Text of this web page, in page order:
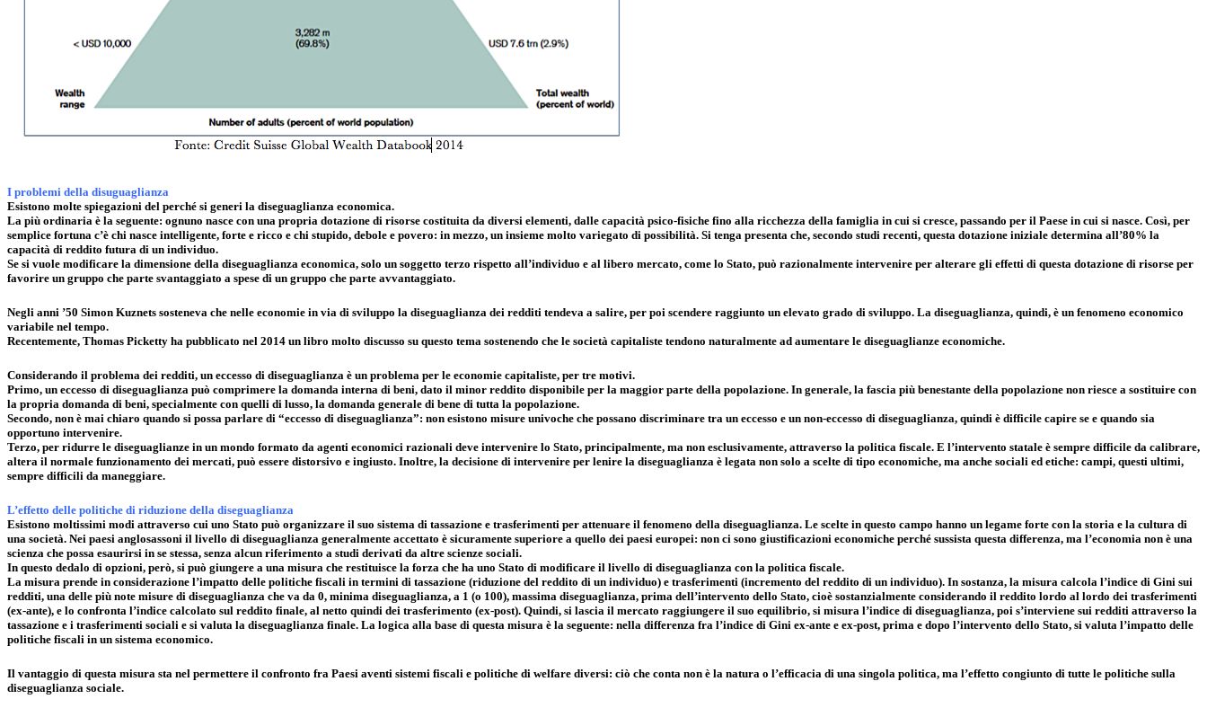
I problemi della disuguaglianza
Esistono molte spiegazioni del perché si generi la diseguaglianza economica.
La più ordinaria è la seguente: ognuno nasce con una propria dotazione di risorse costituita da diversi elementi, dalle capacità psico-fisiche fino alla ricchezza della famiglia in cui si cresce, passando per il Paese in cui si nasce. Così, per
semplice fortuna c’è chi nasce intelligente, forte e ricco e chi stupido, debole e povero: in mezzo, un insieme molto variegato di possibilità. Si tenga presenta che, secondo studi recenti, questa dotazione iniziale determina all’80% la
capacità di reddito futura di un individuo.
Se si vuole modificare la dimensione della diseguaglianza economica, solo un soggetto terzo rispetto all’individuo e al libero mercato, come lo Stato, può razionalmente intervenire per alterare gli effetti di questa dotazione di risorse per
favorire un gruppo che parte svantaggiato a spese di un gruppo che parte avvantaggiato.
Negli anni ’50 Simon Kuznets sosteneva che nelle economie in via di sviluppo la diseguaglianza dei redditi tendeva a salire, per poi scendere raggiunto un elevato grado di sviluppo. La diseguaglianza, quindi, è un fenomeno economico
variabile nel tempo.
Recentemente, Thomas Picketty ha pubblicato nel 2014 un libro molto discusso su questo tema sostenendo che le società capitaliste tendono naturalmente ad aumentare le diseguaglianze economiche.
Considerando il problema dei redditi, un eccesso di diseguaglianza è un problema per le economie capitaliste, per tre motivi.
Primo, un eccesso di diseguaglianza può comprimere la domanda interna di beni, dato il minor reddito disponibile per la maggior parte della popolazione. In generale, la fascia più benestante della popolazione non riesce a sostituire con
la propria domanda di beni, specialmente con quelli di lusso, la domanda generale di bene di tutta la popolazione.
Secondo, non è mai chiaro quando si possa parlare di “eccesso di diseguaglianza”: non esistono misure univoche che possano discriminare tra un eccesso e un non-eccesso di diseguaglianza, quindi è difficile capire se e quando sia
opportuno intervenire.
Terzo, per ridurre le diseguaglianze in un mondo formato da agenti economici razionali deve intervenire lo Stato, principalmente, ma non esclusivamente, attraverso la politica fiscale. E l’intervento statale è sempre difficile da calibrare,
altera il normale funzionamento dei mercati, può essere distorsivo e ingiusto. Inoltre, la decisione di intervenire per lenire la diseguaglianza è legata non solo a scelte di tipo economiche, ma anche sociali ed etiche: campi, questi ultimi,
sempre difficili da maneggiare.
L’effetto delle politiche di riduzione della diseguaglianza
Esistono moltissimi modi attraverso cui uno Stato può organizzare il suo sistema di tassazione e trasferimenti per attenuare il fenomeno della diseguaglianza. Le scelte in questo campo hanno un legame forte con la storia e la cultura di
una società. Nei paesi anglosassoni il livello di diseguaglianza generalmente accettato è sicuramente superiore a quello dei paesi europei: non ci sono giustificazioni economiche perché sussista questa differenza, ma l’economia non è una
scienza che possa esaurirsi in se stessa, senza alcun riferimento a studi derivati da altre scienze sociali.
In questo dedalo di opzioni, però, si può giungere a una misura che restituisce la forza che ha uno Stato di modificare il livello di diseguaglianza con la politica fiscale.
La misura prende in considerazione l’impatto delle politiche fiscali in termini di tassazione (riduzione del reddito di un individuo) e trasferimenti (incremento del reddito di un individuo). In sostanza, la misura calcola l’indice di Gini sui
redditi, una delle più note misure di diseguaglianza che va da 0, minima diseguaglianza, a 1 (o 100), massima diseguaglianza, prima dell’intervento dello Stato, cioè sostanzialmente considerando il reddito lordo al lordo dei trasferimenti
(ex-ante), e lo confronta l’indice calcolato sul reddito finale, al netto quindi dei trasferimento (ex-post). Quindi, si lascia il mercato raggiungere il suo equilibrio, si misura l’indice di diseguaglianza, poi s’interviene sui redditi attraverso la
tassazione e i trasferimenti sociali e si valuta la diseguaglianza finale. La logica alla base di questa misura è la seguente: nella differenza fra l’indice di Gini ex-ante e ex-post, prima e dopo l’intervento dello Stato, si valuta l’impatto delle
politiche fiscali in un sistema economico.
Il vantaggio di questa misura sta nel permettere il confronto fra Paesi aventi sistemi fiscali e politiche di welfare diversi: ciò che conta non è la natura o l’efficacia di una singola politica, ma l’effetto congiunto di tutte le politiche sulla
diseguaglianza sociale.